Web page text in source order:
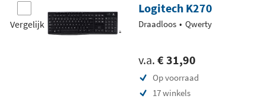
Vergelijk
Logitech K270
Draadloos Qwerty
v.a. € 31,90
Op voorraad
17 winkels